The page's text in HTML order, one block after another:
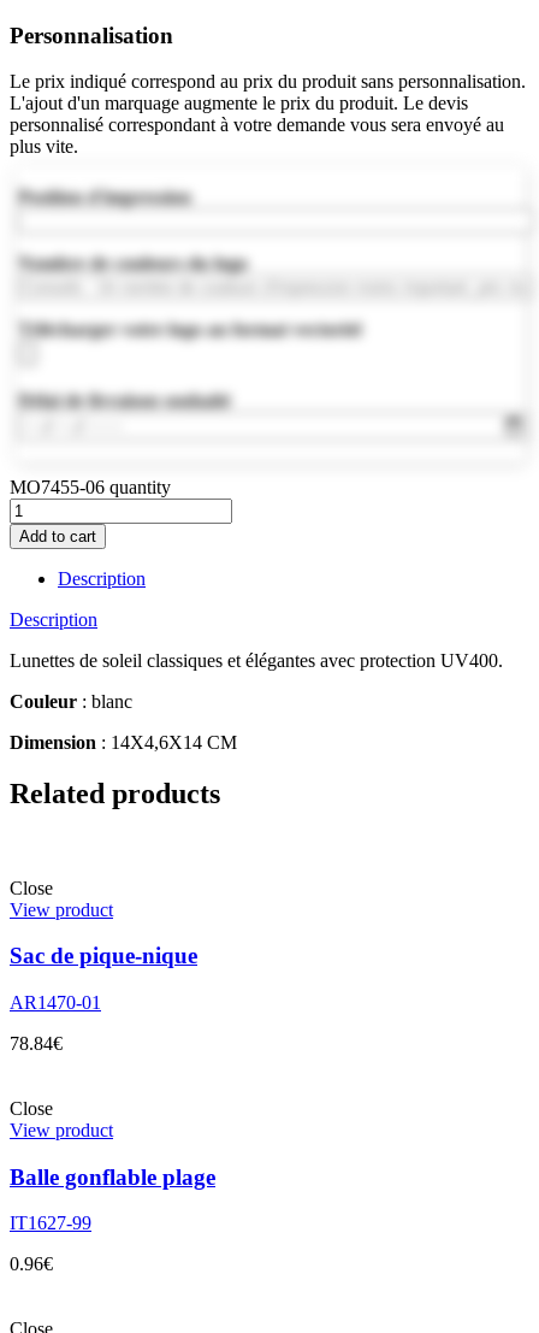
Personnalisation
Le prix indiqué correspond au prix du produit sans personnalisation.
L'ajout d'un marquage augmente le prix du produit. Le devis
personnalisé correspondant à votre demande vous sera envoyé au
plus vite.
Position d'impression
Nombre de couleurs du logo
Télécharger votre logo au format vectoriel
Délai de livraison souhaité
MO7455-06 quantity
Add to cart
Description
Description
Lunettes de soleil classiques et élégantes avec protection UV400.
Couleur : blanc
Dimension : 14X4,6X14 CM
Related products
Close
View product
Sac de pique-nique
AR1470-01
78.84€
Close
View product
Balle gonflable plage
IT1627-99
0.96€